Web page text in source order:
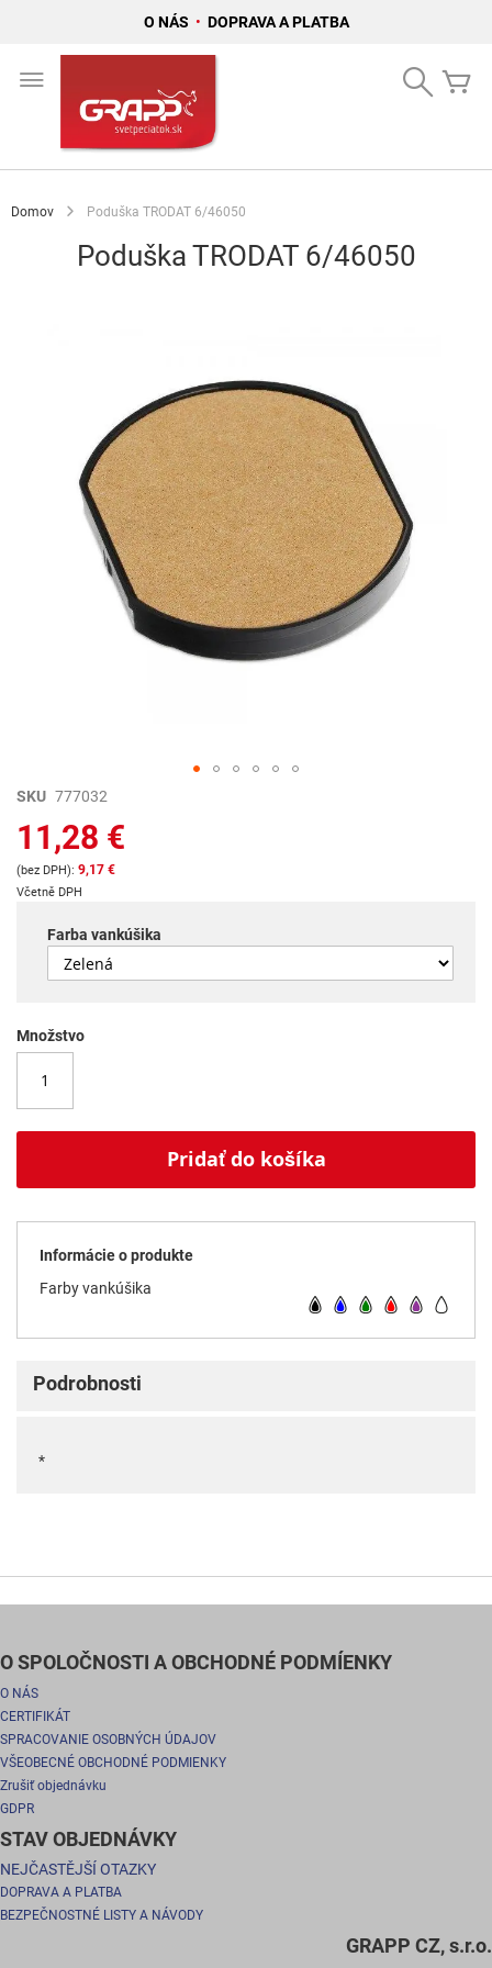
O NÁS • DOPRAVA A PLATBA
Search
Domov Poduška TRODAT 6/46050
Poduška TRODAT 6/46050
Preskočiť
začiatok
galérie
obrázkov
SKU 777032
11,28 €
9,17 €
Včetně DPH
Farba vankúšika
Množstvo
Pridať do košíka
Informácie o produkte
Farby vankúšika
Podrobnosti
*
O SPOLOČNOSTI A OBCHODNÉ PODMÍENKY
O NÁS
CERTIFIKÁT
SPRACOVANIE OSOBNÝCH ÚDAJOV
VŠEOBECNÉ OBCHODNÉ PODMIENKY
Zrušiť objednávku
GDPR
STAV OBJEDNÁVKY
NEJČASTĚJŠÍ OTAZKY
DOPRAVA A PLATBA
BEZPEČNOSTNÉ LISTY A NÁVODY
GRAPP CZ, s.r.o.